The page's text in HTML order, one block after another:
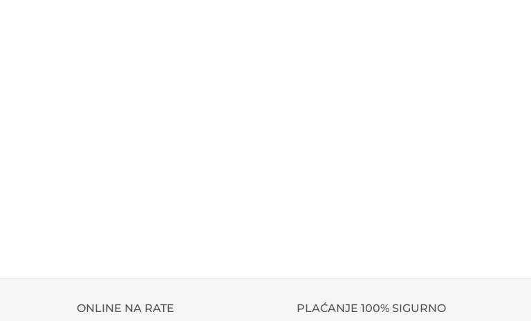
ONLINE NA RATE PLAĆANJE 100% SIGURNO